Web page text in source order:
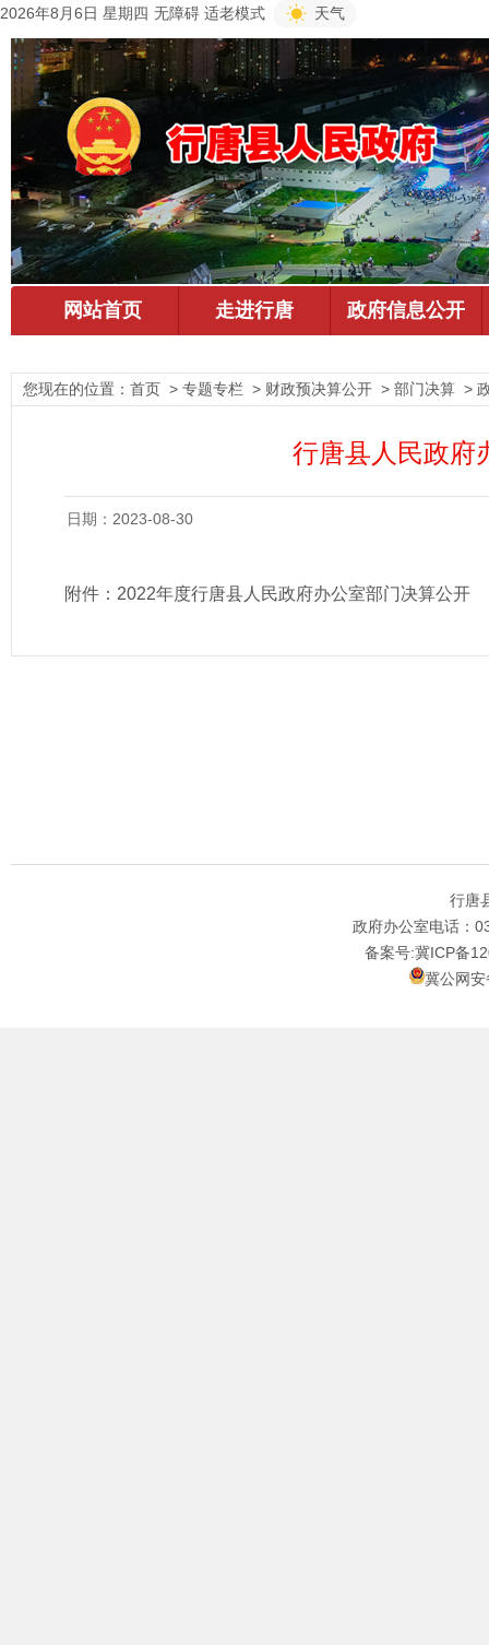
2026年8月6日 星期四 无障碍 适老模式 天气
您现在的位置： 首页 > 专题专栏 > 财政预决算公开 > 部门决算 >
行唐县人民政府
日期：2023-08-30
附件： 2022年度行唐县人民政府办公室部门决算公开